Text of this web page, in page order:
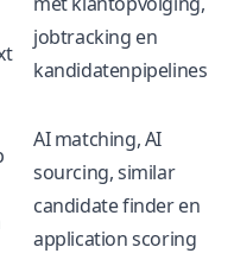
jobtracking en
kandidatenpipelines
AI matching, AI
sourcing, similar
candidate finder en
application scoring